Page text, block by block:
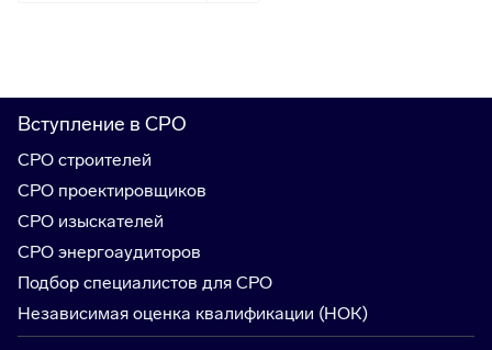
Вступление в СРО
СРО строителей
СРО проектировщиков
СРО изыскателей
СРО энергоаудиторов
Подбор специалистов для СРО
Независимая оценка квалификации (НОК)